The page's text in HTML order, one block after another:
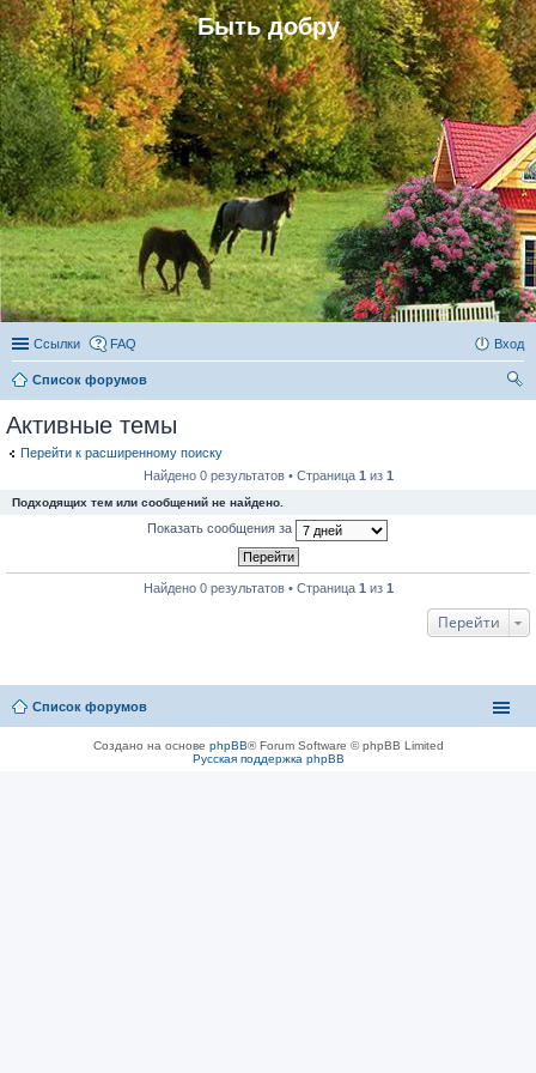
Быть добру
Ссылки FAQ Вход
Список форумов
Активные темы
Перейти к расширенному поиску
Найдено 0 результатов • Страница 1 из 1
Подходящих тем или сообщений не найдено.
Показать сообщения за
Найдено 0 результатов • Страница 1 из 1
Перейти
Список форумов
Создано на основе phpBB® Forum Software © phpBB Limited
Русская поддержка phpBB